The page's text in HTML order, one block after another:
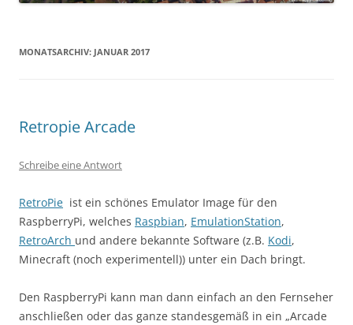
MONATSARCHIV: JANUAR 2017
Retropie Arcade
Schreibe eine Antwort
RetroPie ist ein schönes Emulator Image für den
RaspberryPi, welches Raspbian, EmulationStation,
RetroArch und andere bekannte Software (z.B. Kodi,
Minecraft (noch experimentell)) unter ein Dach bringt.
Den RaspberryPi kann man dann einfach an den Fernseher
anschließen oder das ganze standesgemäß in ein „Arcade